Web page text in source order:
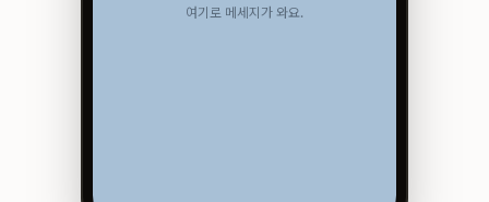
여기로 메세지가 와요.